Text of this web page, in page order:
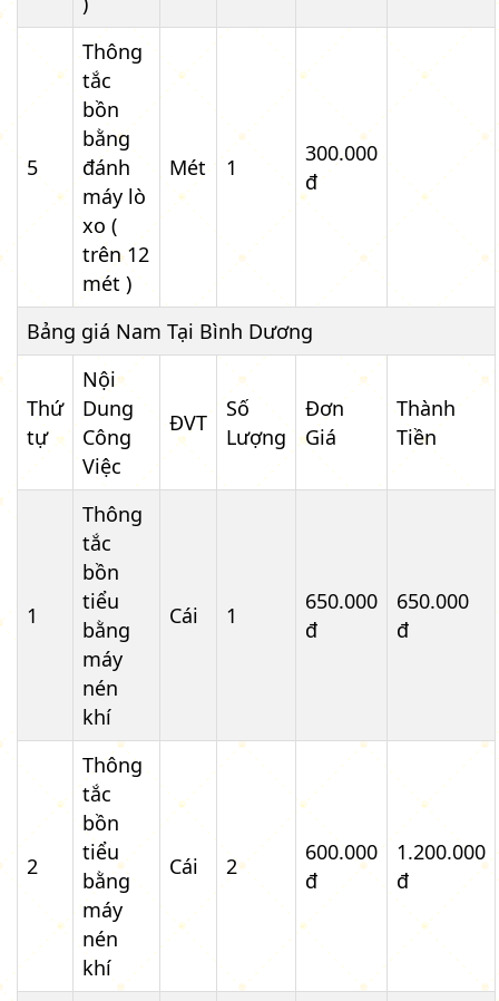
5
Thông
tắc
bồn
bằng
đánh
máy lò
xo (
trên 12
mét )
Mét 1
300.000
đ
Bảng giá Nam Tại Bình Dương
Thứ
tự
Nội
Dung
Công
Việc
ĐVT
Số
Lượng
Đơn
Giá
Thành
Tiền
1
Thông
tắc
bồn
tiểu
bằng
máy
nén
khí
Cái 1
650.000
đ
650.000
đ
2
Thông
tắc
bồn
tiểu
bằng
máy
nén
khí
Cái 2
600.000
đ
1.200.000
đ